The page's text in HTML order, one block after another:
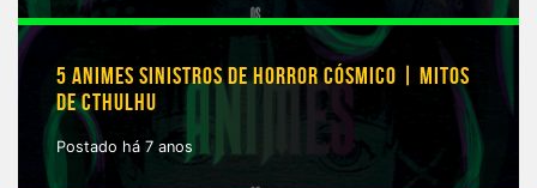
5 ANIMES SINISTROS DE HORROR CÓSMICO | MITOS
DE CTHULHU
Postado há 7 anos